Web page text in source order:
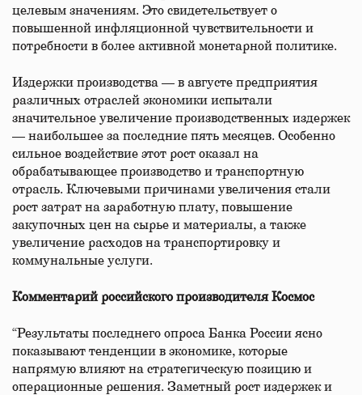
целевым значениям. Это свидетельствует о
повышенной инфляционной чувствительности и
потребности в более активной монетарной политике.
Издержки производства — в августе предприятия
различных отраслей экономики испытали
значительное увеличение производственных издержек
— наибольшее за последние пять месяцев. Особенно
сильное воздействие этот рост оказал на
обрабатывающее производство и транспортную
отрасль. Ключевыми причинами увеличения стали
рост затрат на заработную плату, повышение
закупочных цен на сырье и материалы, а также
увеличение расходов на транспортировку и
коммунальные услуги.
Комментарий российского производителя Космос
“Результаты последнего опроса Банка России ясно
показывают тенденции в экономике, которые
напрямую влияют на стратегическую позицию и
операционные решения. Заметный рост издержек и